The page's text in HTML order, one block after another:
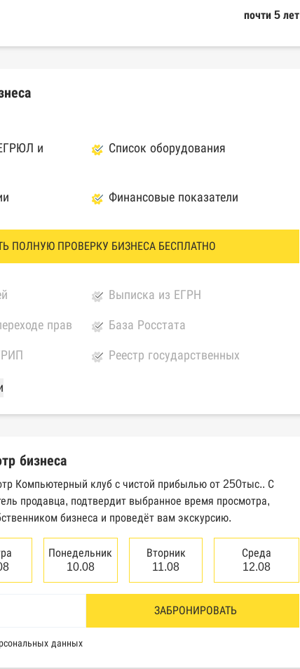
почти 5 лет
и
Список оборудования
Финансовые показатели
ПОЛНУЮ ПРОВЕРКУ БИЗНЕСА БЕСПЛАТНО
Выписка из ЕГРН
прав База Росстата
Реестр государственных
реестр
Реестр товарных знаков и знаков
обслуживания Роспатента
Центры раскрытия информации
эмитентами ценных бумаг
Реестр плановых проверок Реестр
бизнеса
Компьютерный клуб с чистой прибылью от 250тыс.. С
продавца, подтвердит выбранное время просмотра,
бизнеса и проведёт вам экскурсию.
Понедельник
10.08
Вторник
11.08
Среда
12.08
ЗАБРОНИРОВАТЬ
данных